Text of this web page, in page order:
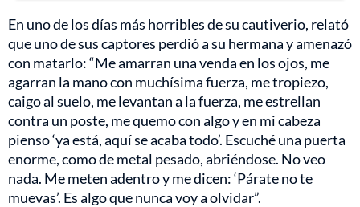
En uno de los días más horribles de su cautiverio, relató
que uno de sus captores perdió a su hermana y amenazó
con matarlo: “Me amarran una venda en los ojos, me
agarran la mano con muchísima fuerza, me tropiezo,
caigo al suelo, me levantan a la fuerza, me estrellan
contra un poste, me quemo con algo y en mi cabeza
pienso ‘ya está, aquí se acaba todo’. Escuché una puerta
enorme, como de metal pesado, abriéndose. No veo
nada. Me meten adentro y me dicen: ‘Párate no te
muevas’. Es algo que nunca voy a olvidar”.